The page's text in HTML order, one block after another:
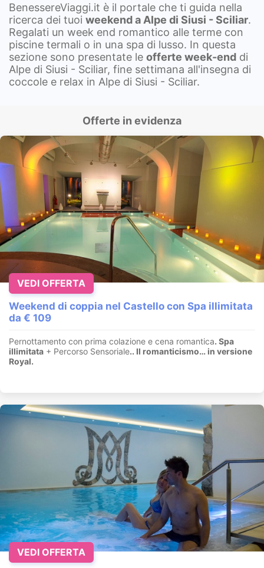
BenessereViaggi.it è il portale che ti guida nella
ricerca dei tuoi weekend a Alpe di Siusi - Sciliar.
Regalati un week end romantico alle terme con
piscine termali o in una spa di lusso. In questa
sezione sono presentate le offerte week-end di
Alpe di Siusi - Sciliar, fine settimana all'insegna di
coccole e relax in Alpe di Siusi - Sciliar.
Offerte in evidenza
Weekend di coppia nel Castello con Spa illimitata
da € 109
Pernottamento con prima colazione e cena romantica. Spa
illimitata + Percorso Sensoriale.. Il romanticismo… in versione
Royal.
VEDI OFFERTA
VEDI OFFERTA